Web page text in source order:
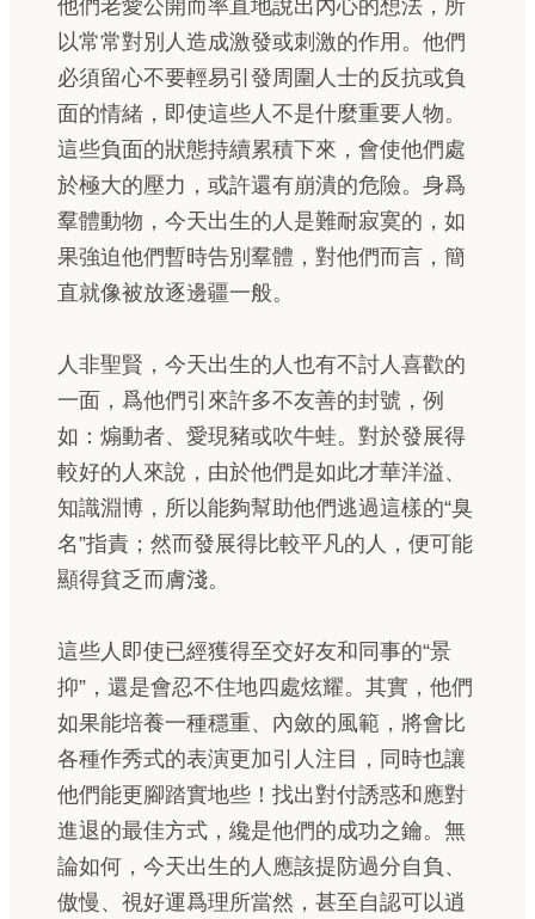
他們老愛公開而率直地說出內心的想法，所
以常常對別人造成激發或刺激的作用。他們
必須留心不要輕易引發周圍人士的反抗或負
面的情緒，即使這些人不是什麼重要人物。
這些負面的狀態持續累積下來，會使他們處
於極大的壓力，或許還有崩潰的危險。身爲
羣體動物，今天出生的人是難耐寂寞的，如
果強迫他們暫時告別羣體，對他們而言，簡
直就像被放逐邊疆一般。
人非聖賢，今天出生的人也有不討人喜歡的
一面，爲他們引來許多不友善的封號，例
如：煽動者、愛現豬或吹牛蛙。對於發展得
較好的人來說，由於他們是如此才華洋溢、
知識淵博，所以能夠幫助他們逃過這樣的“臭
名”指責；然而發展得比較平凡的人，便可能
顯得貧乏而膚淺。
這些人即使已經獲得至交好友和同事的“景
抑”，還是會忍不住地四處炫耀。其實，他們
如果能培養一種穩重、內斂的風範，將會比
各種作秀式的表演更加引人注目，同時也讓
他們能更腳踏實地些！找出對付誘惑和應對
進退的最佳方式，纔是他們的成功之鑰。無
論如何，今天出生的人應該提防過分自負、
傲慢、視好運爲理所當然，甚至自認可以逍